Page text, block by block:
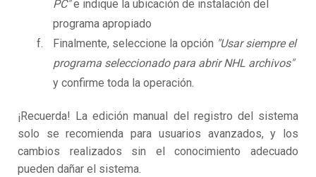
PC"e indique la ubicación de instalación del
programa apropiado
Finalmente, seleccione la opción "Usar siempre el
programa seleccionado para abrir NHL archivos"
y confirme toda la operación.
¡Recuerda! La edición manual del registro del sistema
solo se recomienda para usuarios avanzados, y los
cambios realizados sin el conocimiento adecuado
pueden dañar el sistema.